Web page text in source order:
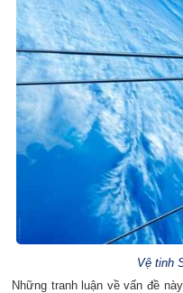
Vệ tinh
Những tranh luận về vấn đề